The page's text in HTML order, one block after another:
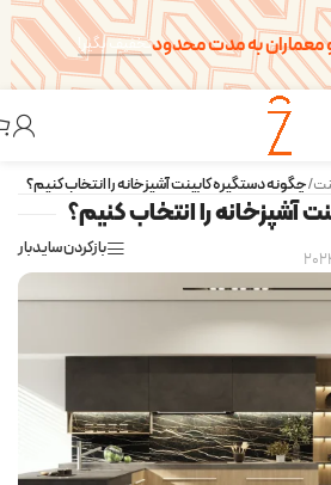
معماران به مدت محدودتخفیف بگیر!
آشپزخانه را انتخاب کنیم؟
بازکردن سایدبار
/چگونه دستگیره کابینت آشپزخانه را انتخاب کنیم؟